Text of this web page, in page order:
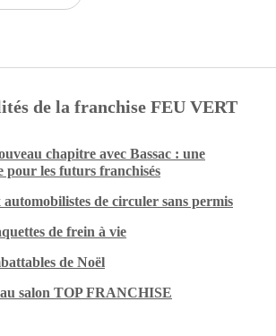
de la franchise FEU VERT
chapitre avec Bassac : une
pour les futurs franchisés
de circuler sans permis
de frein à vie
de Noël
salon TOP FRANCHISE